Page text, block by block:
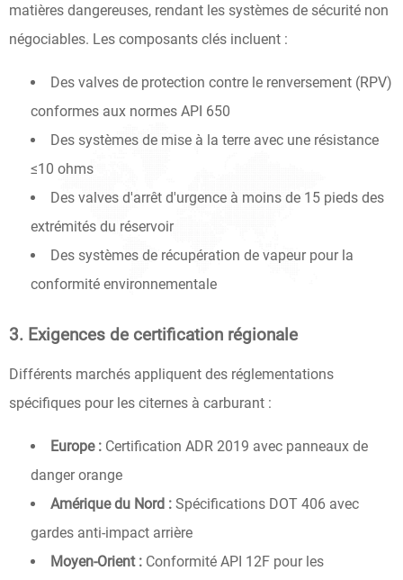
matières dangereuses, rendant les systèmes de sécurité non
négociables. Les composants clés incluent :
Des valves de protection contre le renversement (RPV)
conformes aux normes API 650
Des systèmes de mise à la terre avec une résistance
≤10 ohms
Des valves d'arrêt d'urgence à moins de 15 pieds des
extrémités du réservoir
Des systèmes de récupération de vapeur pour la
conformité environnementale
3. Exigences de certification régionale
Différents marchés appliquent des réglementations
spécifiques pour les citernes à carburant :
Europe : Certification ADR 2019 avec panneaux de
danger orange
Amérique du Nord : Spécifications DOT 406 avec
gardes anti-impact arrière
Moyen-Orient : Conformité API 12F pour les